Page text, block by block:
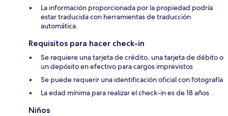
La información proporcionada por la propiedad podría
estar traducida con herramientas de traducción
automática.
Requisitos para hacer check-in
Se requiere una tarjeta de crédito, una tarjeta de débito o
un depósito en efectivo para cargos imprevistos
Se puede requerir una identificación oficial con fotografía
La edad mínima para realizar el check-in es de 18 años
Niños